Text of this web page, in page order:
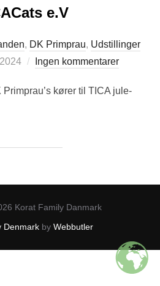
e.V
, DK Primprau, Udstillinger
Ingen kommentarer
kører til TICA jule-
Korat Family Danmark
Denmark by Webbutler